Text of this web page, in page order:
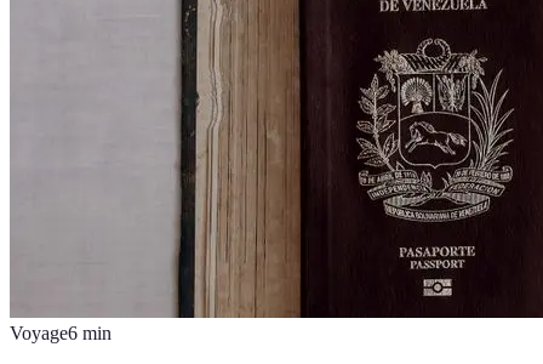
Voyage6 min